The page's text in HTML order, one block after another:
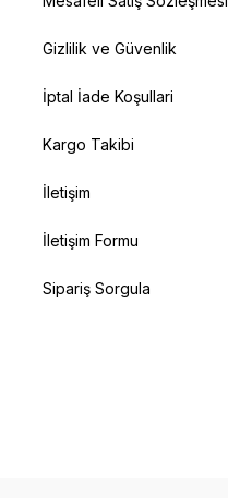
Gizlilik ve Güvenlik
İptal İade Koşullari
Kargo Takibi
İletişim
İletişim Formu
Sipariş Sorgula